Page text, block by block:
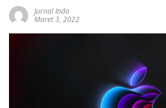
Jurnal Indo
Maret 3, 2022